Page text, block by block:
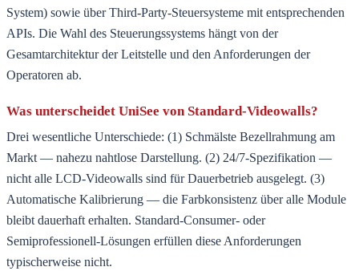
System) sowie über Third-Party-Steuersysteme mit entsprechenden
APIs. Die Wahl des Steuerungssystems hängt von der
Gesamtarchitektur der Leitstelle und den Anforderungen der
Operatoren ab.
Was unterscheidet UniSee von Standard-Videowalls?
Drei wesentliche Unterschiede: (1) Schmälste Bezellrahmung am
Markt — nahezu nahtlose Darstellung. (2) 24/7-Spezifikation —
nicht alle LCD-Videowalls sind für Dauerbetrieb ausgelegt. (3)
Automatische Kalibrierung — die Farbkonsistenz über alle Module
bleibt dauerhaft erhalten. Standard-Consumer- oder
Semiprofessionell-Lösungen erfüllen diese Anforderungen
typischerweise nicht.